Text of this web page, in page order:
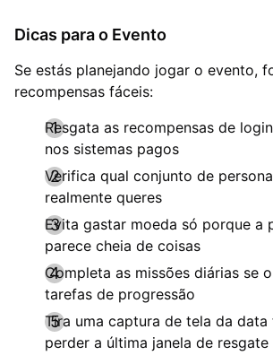
Dicas para o Evento
Se estás planejando jogar o evento,
recompensas fáceis:
Resgata as recompensas de
nos sistemas pagos
Verifica qual conjunto de
realmente queres
Evita gastar moeda só porque a
parece cheia de coisas
Completa as missões diárias se
tarefas de progressão
Tira uma captura de tela da data
perder a última janela de resgate